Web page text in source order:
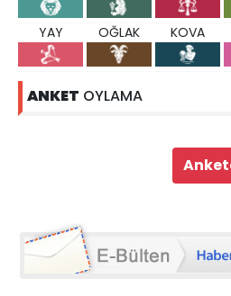
YAY OĞLAK KOVA
ANKET OYLAMA